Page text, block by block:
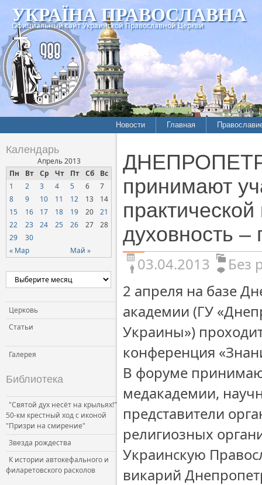
УКРАЇНА ПРАВОСЛАВНА
Официальный сайт Украинской Православной Церкви
Новости Главная
Календарь
Апрель 2013
Пн
Вт Ср Чт Пт Сб Вс
« Мар Май »
1 2 3 4 5 6
7
8
9 10 11 12 13
14
15
16 17 18 19 20
21
22
23 24 25 26 27
28
29
30
Церковь
Статьи
Галерея
Библиотека
"Святой дух несёт на крыльях!"
50-км крестный ход с иконой
"Призри на смирение"
Звезда рождества
К истории автокефального и
филаретовского расколов
принимают
духовность
03.04.2013
Без
2 апреля на базе
академии (ГУ
Украины»)
конференция
В форуме
медакадемии,
представители
религиозных
Украинскую
викарий